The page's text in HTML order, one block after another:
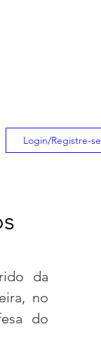
Login/Registre-se
da
no
do